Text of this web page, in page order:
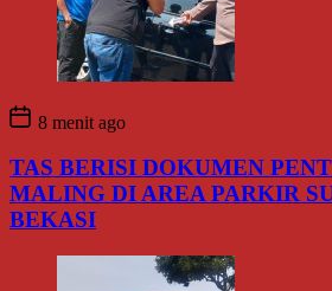
8 menit ago
TAS BERISI DOKUMEN
MALING DI AREA PARKIR
BEKASI